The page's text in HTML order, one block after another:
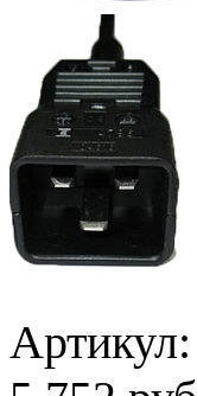
Артикул: